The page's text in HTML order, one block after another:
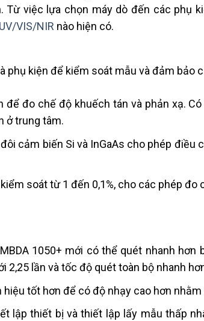
việc lựa chọn máy dò đến các phụ
VIS/NIR nào hiện có.
phụ kiện để kiểm soát mẫu và đảm bảo
để đo chế độ khuếch tán và phản xạ.
ở trung tâm.
cảm biến Si và InGaAs cho phép điều
soát từ 1 đến 0,1%, cho các phép đo
1050+ mới có thể quét nhanh
2,25 lần và tốc độ quét toàn bộ nhanh
tốt hơn để có độ nhạy cao hơn
lập thiết bị và thiết lập lấy mẫu thấp